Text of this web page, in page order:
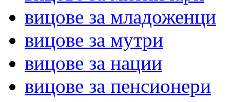
вицове за младоженци
вицове за мутри
вицове за нации
вицове за пенсионери